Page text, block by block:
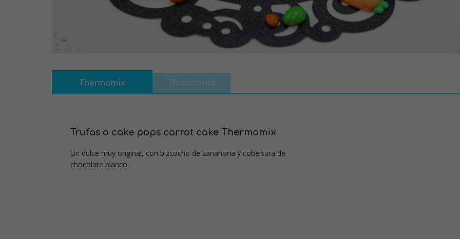
Thermomix Tradicional
Trufas o cake pops carrot cake Thermomix
Un dulce muy original, con bizcocho de zanahoria y cobertura de
chocolate blanco.